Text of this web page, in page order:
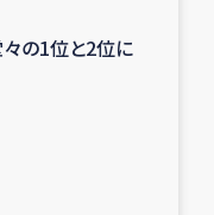
の1位と2位に